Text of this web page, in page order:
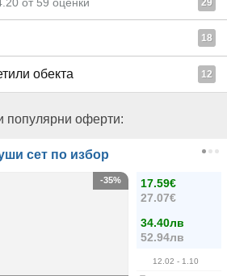
29
18
обекта 12
популярни оферти:
сет по избор
17.59€
27.07€
34.40лв
52.94лв
12.02 - 1.10
-35%